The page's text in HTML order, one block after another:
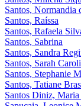
Santos, Normandia
Santos, Raíssa
Santos, Rafaela
Santos, Sabrina
Santos, Sandra
Santos, Sarah
Santos, Stephanie
Santos, Tatiane
Santos Diniz,